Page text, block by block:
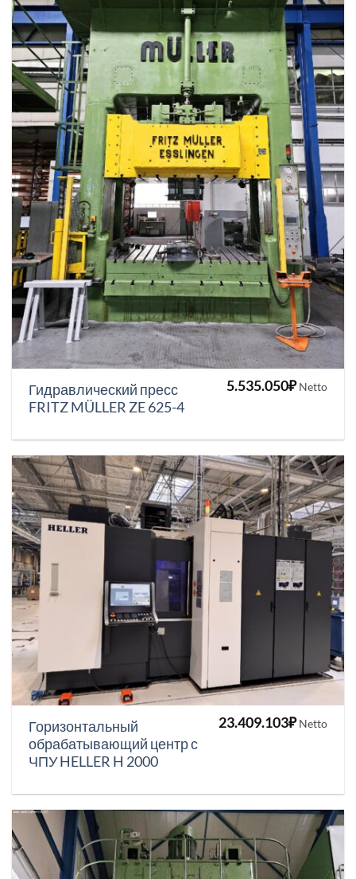
Гидравлический пресс
FRITZ MÜLLER ZE 625-4
5.535.050₽ Netto
Горизонтальный
обрабатывающий центр с
ЧПУ HELLER H 2000
23.409.103₽ Netto